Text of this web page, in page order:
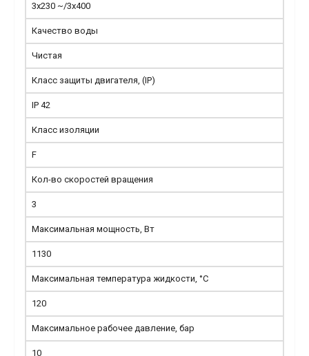
3x230 ~/3x400
Качество воды
Чистая
Класс защиты двигателя, (IP)
IP 42
Класс изоляции
F
Кол-во скоростей вращения
3
Максимальная мощность, Вт
1130
Максимальная температура жидкости, °С
120
Максимальное рабочее давление, бар
10